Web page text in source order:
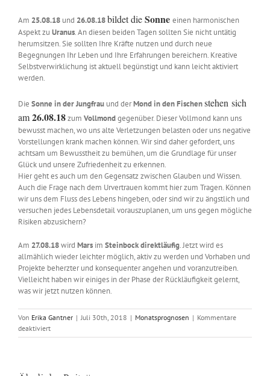
Am 25.08.18 und 26.08.18bildet dieSonne einen harmonischen
Aspekt zu Uranus. An diesen beiden Tagen sollten Sie nicht untätig
herumsitzen. Sie sollten Ihre Kräfte nutzen und durch neue
Begegnungen Ihr Leben und Ihre Erfahrungen bereichern. Kreative
Selbstverwirklichung ist aktuell begünstigt und kann leicht aktiviert
werden.
Die Sonne in der Jungfrau und derMond in den Fischenstehen sich
am26.08.18zum Vollmondgegenüber. Dieser Vollmond kann uns
bewusst machen, wo uns alte Verletzungen belasten oder uns negative
Vorstellungen krank machen können. Wir sind daher gefordert, uns
achtsam um Bewusstheit zu bemühen, um die Grundlage für unser
Glück und unsere Zufriedenheit zu erkennen.
Hier geht es auch um den Gegensatz zwischen Glauben und Wissen.
Auch die Frage nach dem Urvertrauen kommt hier zum Tragen. Können
wir uns dem Fluss des Lebens hingeben, oder sind wir zu ängstlich und
versuchen jedes Lebensdetail vorauszuplanen, um uns gegen mögliche
Risiken abzusichern?
Am 27.08.18wird Mars im Steinbockdirektläufig. Jetzt wird es
allmählich wieder leichter möglich, aktiv zu werden und Vorhaben und
Projekte beherzter und konsequenter angehen und voranzutreiben.
Vielleicht haben wir einiges in der Phase der Rückläufigkeit gelernt,
was wir jetzt nutzen können.
Von Erika Gantner | Juli 30th, 2018 | Monatsprognosen | Kommentare
deaktiviertfür
Astrologisch